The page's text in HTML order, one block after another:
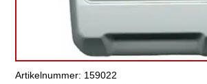
Artikelnummer: 159022